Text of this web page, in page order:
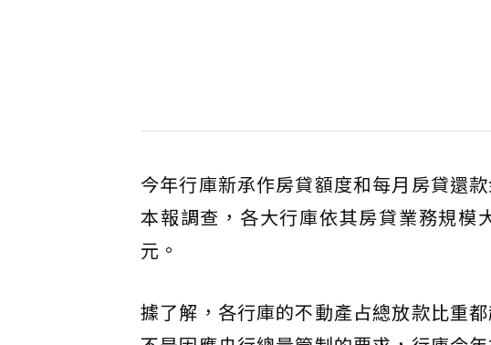
今年行庫新承作房貸額度和每月房貸還
本報調查，各大行庫依其房貸業務規
元。
據了解，各行庫的不動產占總放款比重